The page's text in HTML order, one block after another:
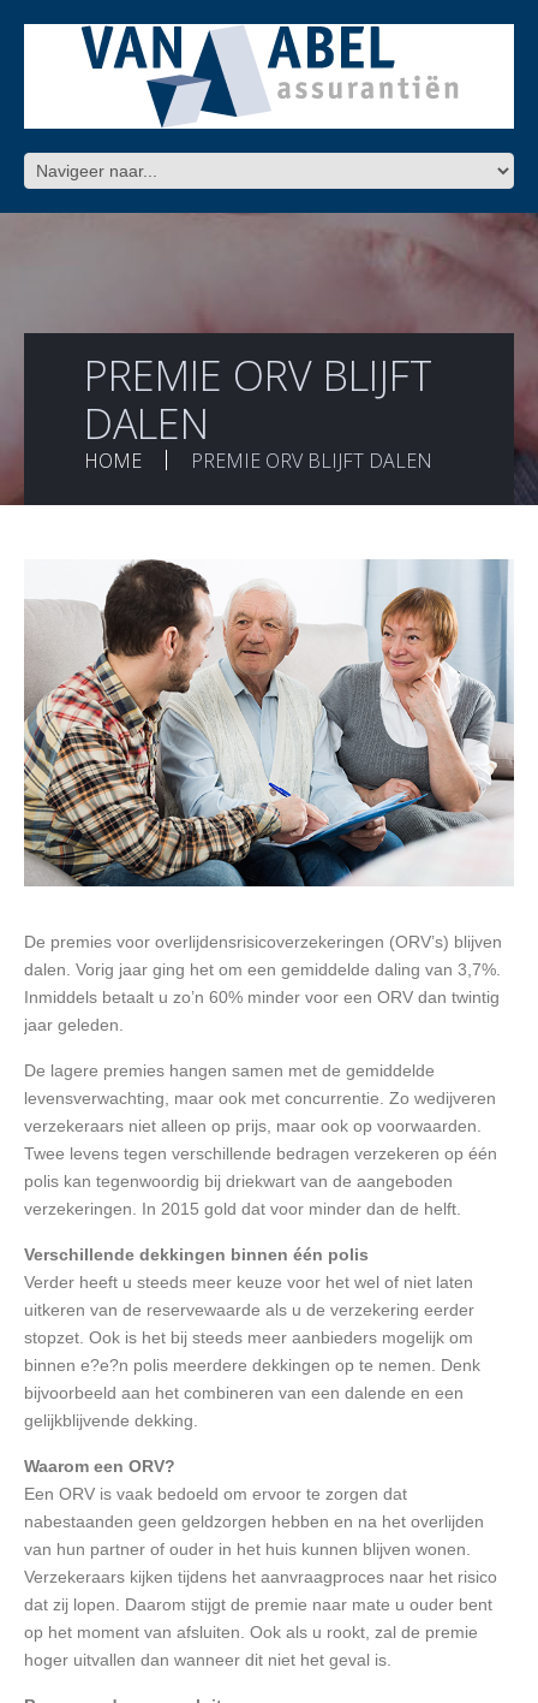
PREMIE ORV BLIJFT
DALEN
HOME PREMIE ORV BLIJFT DALEN
De premies voor overlijdensrisicoverzekeringen (ORV’s) blijven
dalen. Vorig jaar ging het om een gemiddelde daling van 3,7%.
Inmiddels betaalt u zo’n 60% minder voor een ORV dan twintig
jaar geleden.
De lagere premies hangen samen met de gemiddelde
levensverwachting, maar ook met concurrentie. Zo wedijveren
verzekeraars niet alleen op prijs, maar ook op voorwaarden.
Twee levens tegen verschillende bedragen verzekeren op één
polis kan tegenwoordig bij driekwart van de aangeboden
verzekeringen. In 2015 gold dat voor minder dan de helft.
Verschillende dekkingen binnen één polis
Verder heeft u steeds meer keuze voor het wel of niet laten
uitkeren van de reservewaarde als u de verzekering eerder
stopzet. Ook is het bij steeds meer aanbieders mogelijk om
binnen e?e?n polis meerdere dekkingen op te nemen. Denk
bijvoorbeeld aan het combineren van een dalende en een
gelijkblijvende dekking.
Waarom een ORV?
Een ORV is vaak bedoeld om ervoor te zorgen dat
nabestaanden geen geldzorgen hebben en na het overlijden
van hun partner of ouder in het huis kunnen blijven wonen.
Verzekeraars kijken tijdens het aanvraagproces naar het risico
dat zij lopen. Daarom stijgt de premie naar mate u ouder bent
op het moment van afsluiten. Ook als u rookt, zal de premie
hoger uitvallen dan wanneer dit niet het geval is.